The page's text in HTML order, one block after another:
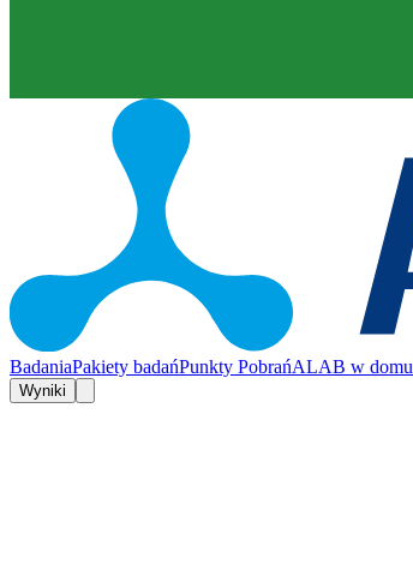
BadaniaPakiety badańPunkty PobrańALAB w domu
Wyniki